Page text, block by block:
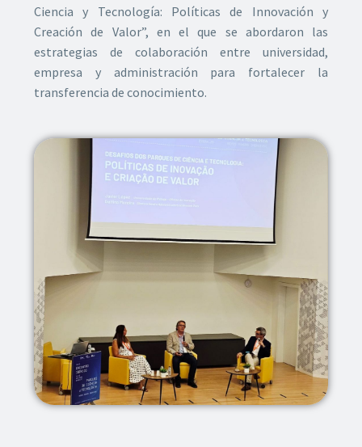
Ciencia y Tecnología: Políticas de Innovación y
Creación de Valor”, en el que se abordaron las
estrategias de colaboración entre universidad,
empresa y administración para fortalecer la
transferencia de conocimiento.